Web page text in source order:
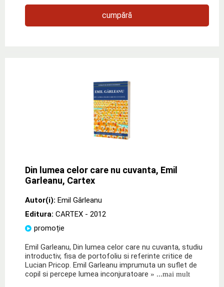
cumpără
Din lumea celor care nu cuvanta, Emil
Garleanu, Cartex
Autor(i): Emil Gârleanu
Editura: CARTEX - 2012
promoție
Emil Garleanu, Din lumea celor care nu cuvanta, studiu
introductiv, fisa de portofoliu si referinte critice de
Lucian Pricop. Emil Garleanu imprumuta un suflet de
copil si percepe lumea inconjuratoare » ...mai mult